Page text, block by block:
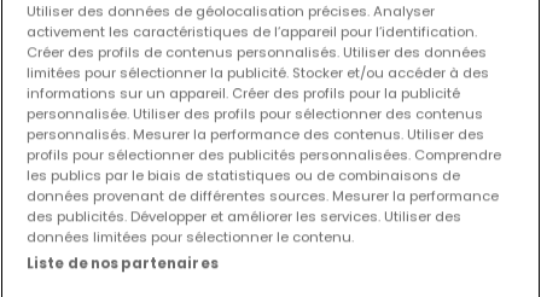
Modifiez vos critères de recherche pour plus
de résultats
Type de commerces en location à
Utiliser des données de géolocalisation précises. Analyser
activement les caractéristiques de l’appareil pour l’identification.
Créer des profils de contenus personnalisés. Utiliser des données
limitées pour sélectionner la publicité. Stocker et/ou accéder à des
informations sur un appareil. Créer des profils pour la publicité
personnalisée. Utiliser des profils pour sélectionner des contenus
personnalisés. Mesurer la performance des contenus. Utiliser des
profils pour sélectionner des publicités personnalisées. Comprendre
les publics par le biais de statistiques ou de combinaisons de
données provenant de différentes sources. Mesurer la performance
des publicités. Développer et améliorer les services. Utiliser des
données limitées pour sélectionner le contenu.
Liste de nos partenaires